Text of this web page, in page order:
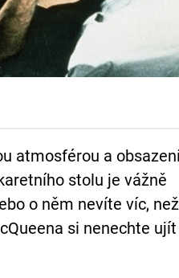
atmosférou a
stolu je vážně
o něm nevíte víc,
si nenechte